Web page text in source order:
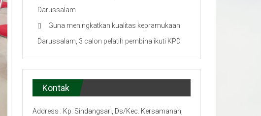
Darussalam
Guna meningkatkan kualitas kepramukaan
Darussalam, 3 calon pelatih pembina ikuti KPD
Kontak
Address : Kp. Sindangsari, Ds/Kec. Kersamanah,